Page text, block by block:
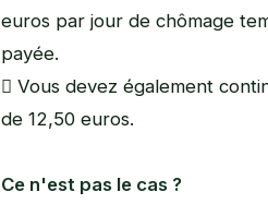
euros par jour de chômage
payée.
 Vous devez également
de 12,50 euros.
Ce n'est pas le cas ?